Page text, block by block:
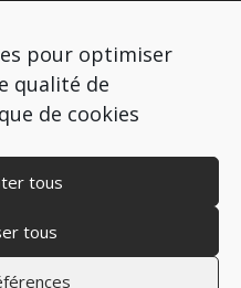
pour optimiser
qualité de
de cookies
tous
tous
d’Alport(37)
AIRG - FRANCE
de cookies